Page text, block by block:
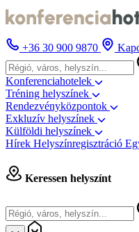
+36 30 900 9870
Konferenciahotelek
Tréning helyszínek
Rendezvényközpontok
Exkluzív helyszínek
Külföldi helyszínek
Hírek Helyszínregisztráció
Keressen helyszínt